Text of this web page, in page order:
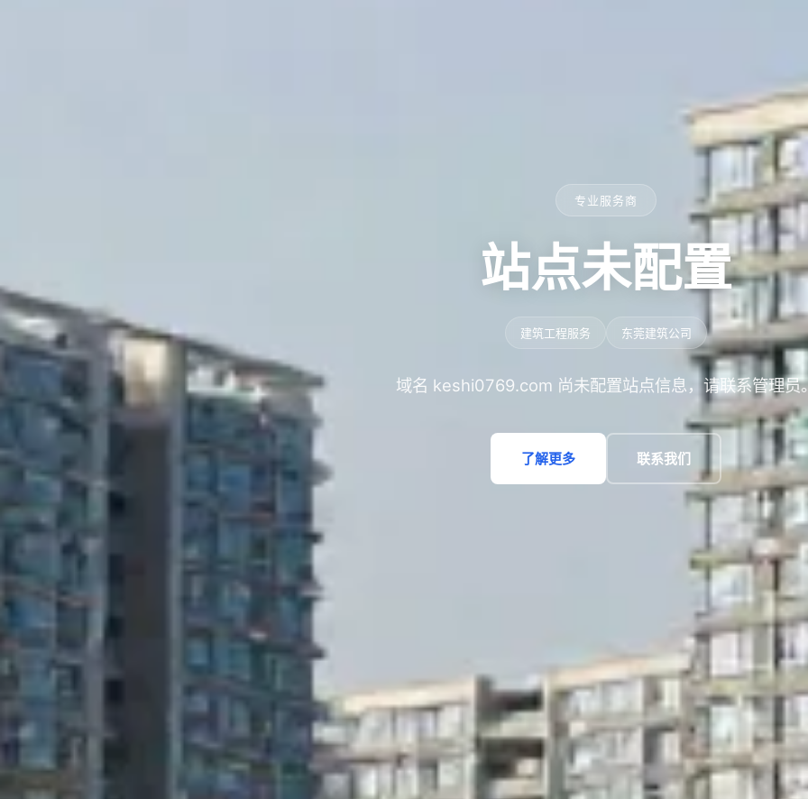
专业服务商
站点未配置
建筑工程服务 东莞建筑公司
域名 keshi0769.com 尚未配置站点信息，请联系管理员
了解更多 联系我们